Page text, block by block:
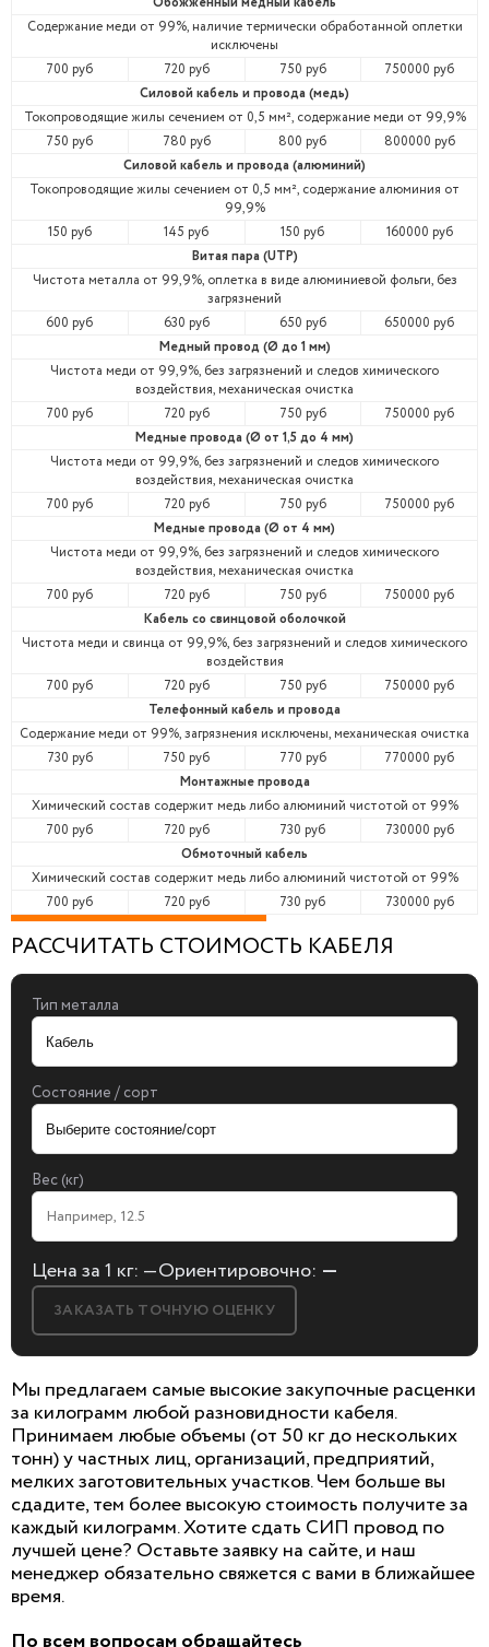
Содержание меди от 99%, наличие термически обработанной оплетки
исключены
700 руб
720 руб 750 руб
750000 руб
Силовой кабель и провода (медь)
Токопроводящие жилы сечением от 0,5 мм², содержание меди от 99,9%
750 руб
780 руб 800 руб
800000 руб
Силовой кабель и провода (алюминий)
Токопроводящие жилы сечением от 0,5 мм², содержание алюминия от
99,9%
150 руб
145 руб 150 руб
160000 руб
Витая пара (UTP)
Чистота металла от 99,9%, оплетка в виде алюминиевой фольги, без
загрязнений
600 руб
630 руб 650 руб
650000 руб
Медный провод (Ø до 1 мм)
Чистота меди от 99,9%, без загрязнений и следов химического
воздействия, механическая очистка
700 руб
720 руб 750 руб
750000 руб
Медные провода (Ø от 1,5 до 4 мм)
Чистота меди от 99,9%, без загрязнений и следов химического
воздействия, механическая очистка
700 руб
720 руб 750 руб
750000 руб
Медные провода (Ø от 4 мм)
Чистота меди от 99,9%, без загрязнений и следов химического
воздействия, механическая очистка
700 руб
720 руб 750 руб
750000 руб
Кабель со свинцовой оболочкой
Чистота меди и свинца от 99,9%, без загрязнений и следов химического
воздействия
700 руб
720 руб 750 руб
750000 руб
Телефонный кабель и провода
Содержание меди от 99%, загрязнения исключены, механическая очистка
730 руб
750 руб 770 руб
770000 руб
Монтажные провода
Химический состав содержит медь либо алюминий чистотой от 99%
700 руб
720 руб 730 руб
730000 руб
Обмоточный кабель
Химический состав содержит медь либо алюминий чистотой от 99%
700 руб
720 руб 730 руб 730000 руб
РАССЧИТАТЬ СТОИМОСТЬ КАБЕЛЯ
Тип металла
Состояние / сорт
Вес (кг)
Цена за 1 кг: —Ориентировочно: —
ЗАКАЗАТЬ ТОЧНУЮ ОЦЕНКУ
БЕСПЛАТНАЯ КОНСУЛЬТАЦИЯ
И ОЦЕНКА ЛОМА
Заполните форму, мы сами к вам позвоним!
Мы предлагаем самыевысокие закупочные расценки
за килограмм любой разновидности кабеля.
Принимаем любые объемы (от 50 кг до нескольких
тонн) у частных лиц, организаций, предприятий,
мелких заготовительных участков. Чем больше вы
сдадите, тем более высокую стоимость получите за
каждый килограмм.Хотите сдать СИП провод по
лучшей цене? Оставьте заявку на сайте, и наш
менеджер обязательно свяжется с вами в ближайшее
время.